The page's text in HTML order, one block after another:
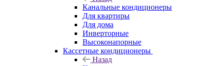
Канальные кондиционеры
Для квартиры
Для дома
Инверторные
Высоконапорные
Кассетные кондиционеры
Назад